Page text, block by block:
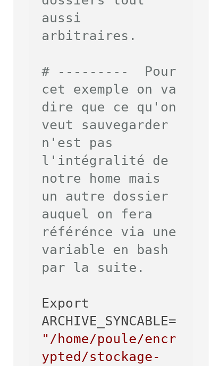
aussi
arbitraires.
# ---------  Pour
cet exemple on va
dire que ce qu'on
veut sauvegarder
n'est pas
l'intégralité de
notre home mais
un autre dossier
auquel on fera
référénce via une
variable en bash
par la suite.
Export
ARCHIVE_SYNCABLE=
"/home/poule/encr
ypted/stockage-